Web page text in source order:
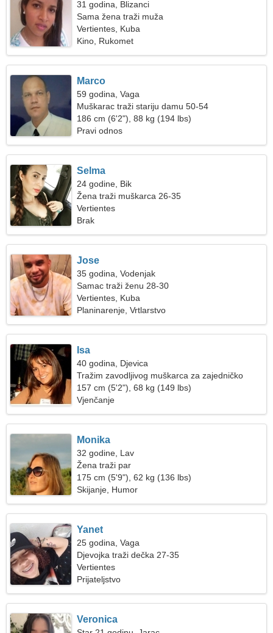
31 godina, Blizanci
Sama žena traži muža
Vertientes, Kuba
Kino, Rukomet
Marco
59 godina, Vaga
Muškarac traži stariju damu 50-54
186 cm (6'2"), 88 kg (194 lbs)
Pravi odnos
Selma
24 godine, Bik
Žena traži muškarca 26-35
Vertientes
Brak
Jose
35 godina, Vodenjak
Samac traži ženu 28-30
Vertientes, Kuba
Planinarenje, Vrtlarstvo
Isa
40 godina, Djevica
Tražim zavodljivog muškarca za zajedničko
skijanje
157 cm (5'2"), 68 kg (149 lbs)
Vjenčanje
Monika
32 godine, Lav
Žena traži par
175 cm (5'9"), 62 kg (136 lbs)
Skijanje, Humor
Yanet
25 godina, Vaga
Djevojka traži dečka 27-35
Vertientes
Prijateljstvo
Veronica